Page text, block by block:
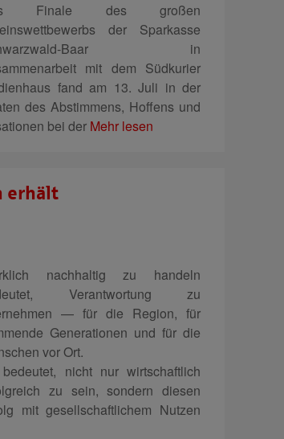
Finale des großen
der Sparkasse
Baar in
mit dem Südkurier
fand am 13. Juli in der
des Abstimmens, Hoffens und
bei der Mehr lesen
erhält
nachhaltig zu handeln
Verantwortung zu
— für die Region, für
Generationen und für die
vor Ort.
nicht nur wirtschaftlich
zu sein, sondern diesen
mit gesellschaftlichem Nutzen